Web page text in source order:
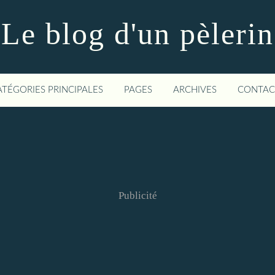
Le blog d'un pèlerin
PRINCIPALES PAGES ARCHIVES
Publicité